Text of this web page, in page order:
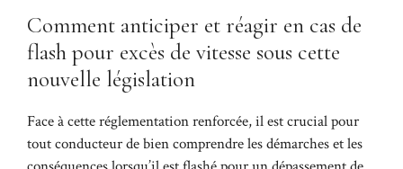
Comment anticiper et réagir en cas de
flash pour excès de vitesse sous cette
nouvelle législation
Face à cette réglementation renforcée, il est crucial pour
tout conducteur de bien comprendre les démarches et les